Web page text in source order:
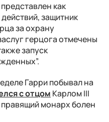
как
защитник
за охрану
герцога отмечены
запуск
Гарри побывал на
с отцом Карлом III
монарх болен